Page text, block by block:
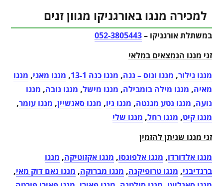
למכירה מנגו באורגניקו מגוון זנים
במשתלת אורגניקו –052-3805443
זני מנגו הנמצאים במלאי
מנגו גילור, מנגו ונוס – נגה, מנגו כנה 13-1 , מנגו מאגי, מנגו
מאיה, מנגו מילה בומבילה, מנגו מישל, מנגו נובה, מנגו
נועה, מנגו נטע מגנטה, מנגו ניו, מנגו סאנשיין, מנגו עומר,
מנגו קיט, מנגו רחל, מנגו שלי
זני מנגו שניתן להזמין
מנגו אלדורדו, מנגו אלפונסו, מנגו אקזוטיקה, מנגו
ברנדיבני, מנגו טרופיקנה, מנגו מברוקה, מנגו נאם דוק מאי,